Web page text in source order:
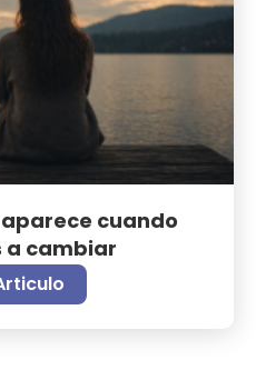
cuando
a cambiar